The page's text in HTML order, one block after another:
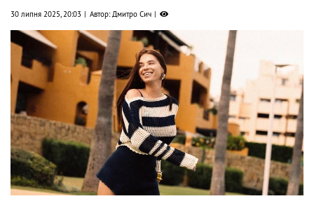
30 липня 2025, 20:03 Автор: Дмитро Сич